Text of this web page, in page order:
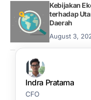
Kebijakan
terhadap
Daerah
August 3,
Indra Pratama
CFO